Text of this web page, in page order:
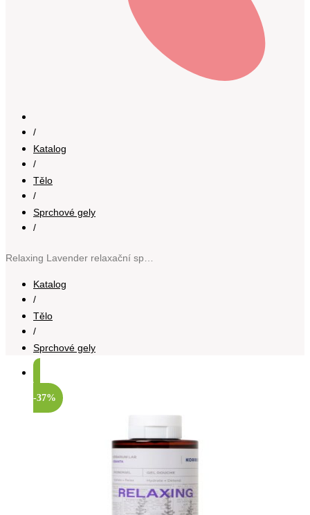
/
Katalog
/
Tělo
/
Sprchové gely
/
Katalog
/
Tělo
/
Sprchové gely
-37%